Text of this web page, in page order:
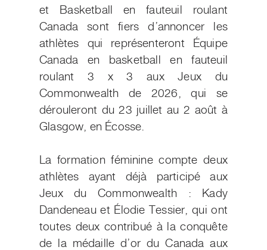
et Basketball en fauteuil roulant
Canada sont fiers d’annoncer les
athlètes qui représenteront Équipe
Canada en basketball en fauteuil
roulant 3 x 3 aux Jeux du
Commonwealth de 2026, qui se
dérouleront du 23 juillet au 2 août à
Glasgow, en Écosse.
La formation féminine compte deux
athlètes ayant déjà participé aux
Jeux du Commonwealth : Kady
Dandeneau et Élodie Tessier, qui ont
toutes deux contribué à la conquête
de la médaille d’or du Canada aux